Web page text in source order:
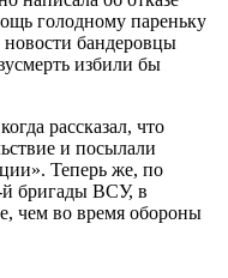
голодному пареньку
бандеровцы
избили бы
рассказал, что
и посылали
Теперь же, по
бригады ВСУ, в
чем во время обороны